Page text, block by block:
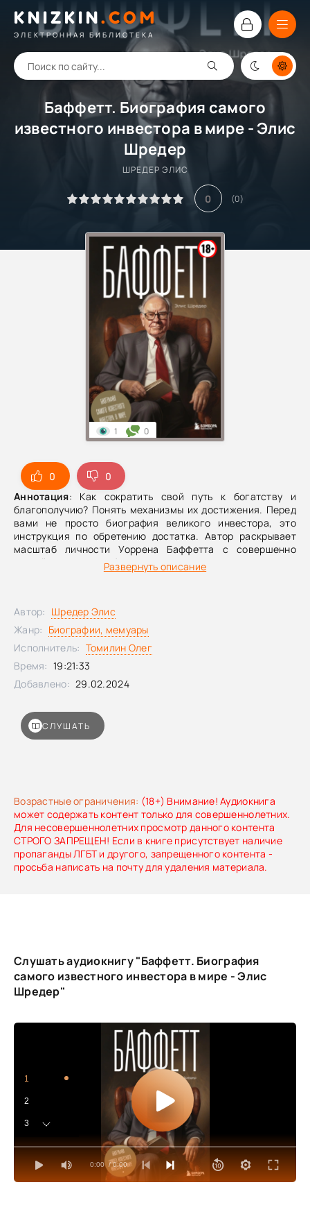
KNIZKIN.COM
ЭЛЕКТРОННАЯ БИБЛИОТЕКА
Баффетт. Биография самого
известного инвестора в мире - Элис
Шредер
ШРЕДЕР ЭЛИС
0 (0)
0
0
Аннотация: Как сократить свой путь к богатству и
благополучию? Понять механизмы их достижения. Перед
вами не просто биография великого инвестора, это
инструкция по обретению достатка. Автор раскрывает
масштаб личности Уоррена Баффетта с совершенно
другой стороны, объясняя взаимосвязь острого ума
предпринимателя и его карьеры. Послушав книгу, вы с
волнующие вопросы: • Какие качества помогли хорошему
парню из Омахи стать одним из самых уважаемых людей в
мире и построить собственную империю? • Почему он
всегда был на два шага впереди и предвидел кризис? •
Как великий бизнесмен смог не только не потерять
нажитое, но и приумножить его?
Развернуть описание
Возрастные ограничения: (18+) Внимание! Аудиокнига
может содержать контент только для совершеннолетних.
Для несовершеннолетних просмотр данного контента
СТРОГО ЗАПРЕЩЕН! Если в книге присутствует наличие
пропаганды ЛГБТ и другого, запрещенного контента -
просьба написать на почту для удаления материала.
1 0
СЛУШАТЬ
Автор: Шредер Элис
Жанр: Биографии, мемуары
Исполнитель: Томилин Олег
Время: 19:21:33
Добавлено: 29.02.2024
Слушать аудиокнигу "Баффетт. Биография
самого известного инвестора в мире - Элис
Шредер"
0:00 / 0:00
1
2
3
4